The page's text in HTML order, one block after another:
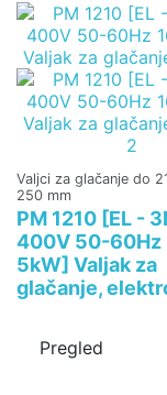
Valjci za glačanje do
250 mm
PM 1210 [EL -
400V 50-60Hz
5kW] Valjak za
glačanje,
Pregled